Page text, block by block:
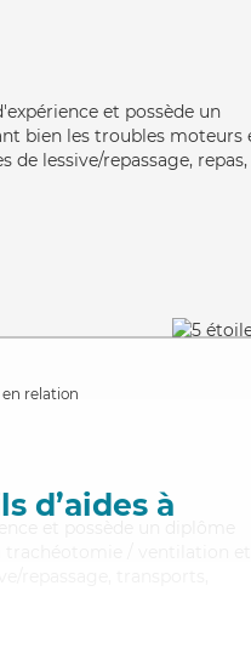
et possède un
bien les troubles moteurs
de lessive/repassage, repas,
relation
d’aides à
et possède un diplôme
trachéotomie / ventilation et